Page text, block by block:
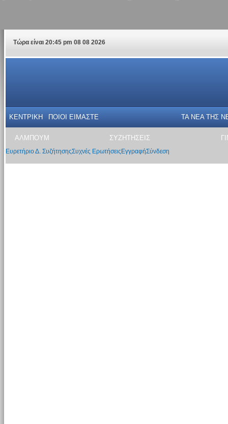
Τώρα είναι 20:45 pm 08 08 2026
ΚΕΝΤΡΙΚΗ ΠΟΙΟΙ ΕΙΜΑΣΤΕ ΤΑ ΝΕΑ THΣ
ΑΛΜΠΟΥΜ ΣΥΖΗΤΗΣΕΙΣ
Ευρετήριο Δ. ΣυζήτησηςΣυχνές Ερωτήσεις ΕγγραφήΣύνδεση